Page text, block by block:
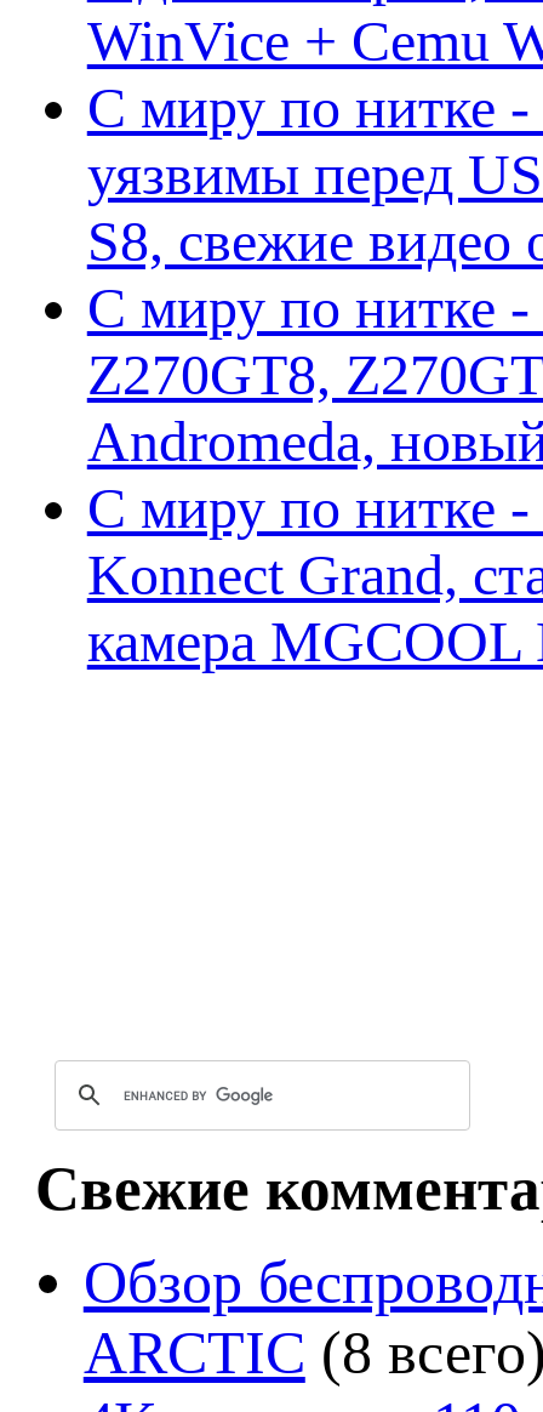
WinVice + Cemu
С миру по нитке
уязвимы перед
S8, свежие
С миру по нитке -
Z270GT8,
Andromeda,
С миру по нитке -
Konnect Grand,
камера MGCOOL
Свежие
Обзор
ARCTIC (8